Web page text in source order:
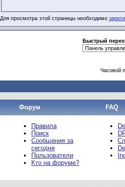
Для просмотра этой страницы необходимо
Быстрый
Часовой
Форум FAQ
Правила
Поиск
Сообщения за
сегодня
Пользователи
Кто на форуме?